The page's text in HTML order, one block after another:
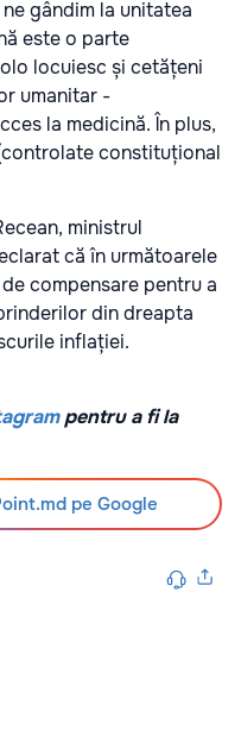
gândim la unitatea
este o parte
locuiesc și cetățeni
umanitar -
la medicină. În plus,
constituțional
ministrul
că în următoarele
compensare pentru a
din dreapta
inflației.
pentru a fi la
pe Google